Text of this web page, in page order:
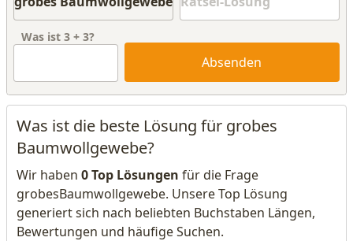
Was ist 3 + 3?
Absenden
Was ist die beste Lösung für grobes
Baumwollgewebe?
Wir haben 0 Top Lösungen für die Frage
grobesBaumwollgewebe. Unsere Top Lösung
generiert sich nach beliebten Buchstaben Längen,
Bewertungen und häufige Suchen.